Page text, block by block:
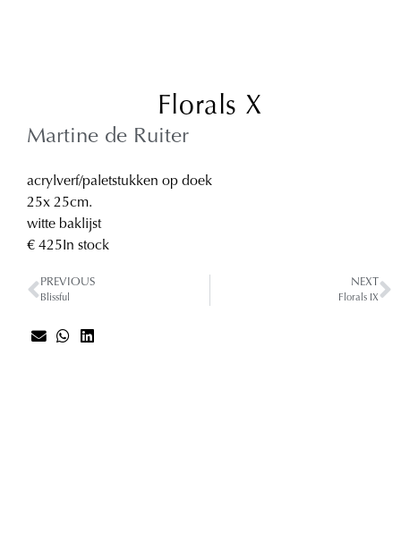
Florals X
Martine de Ruiter
acrylverf/paletstukken op doek
25x 25cm.
witte baklijst
€ 425In stock
PREVIOUS
Blissful
NEXT
Florals IX